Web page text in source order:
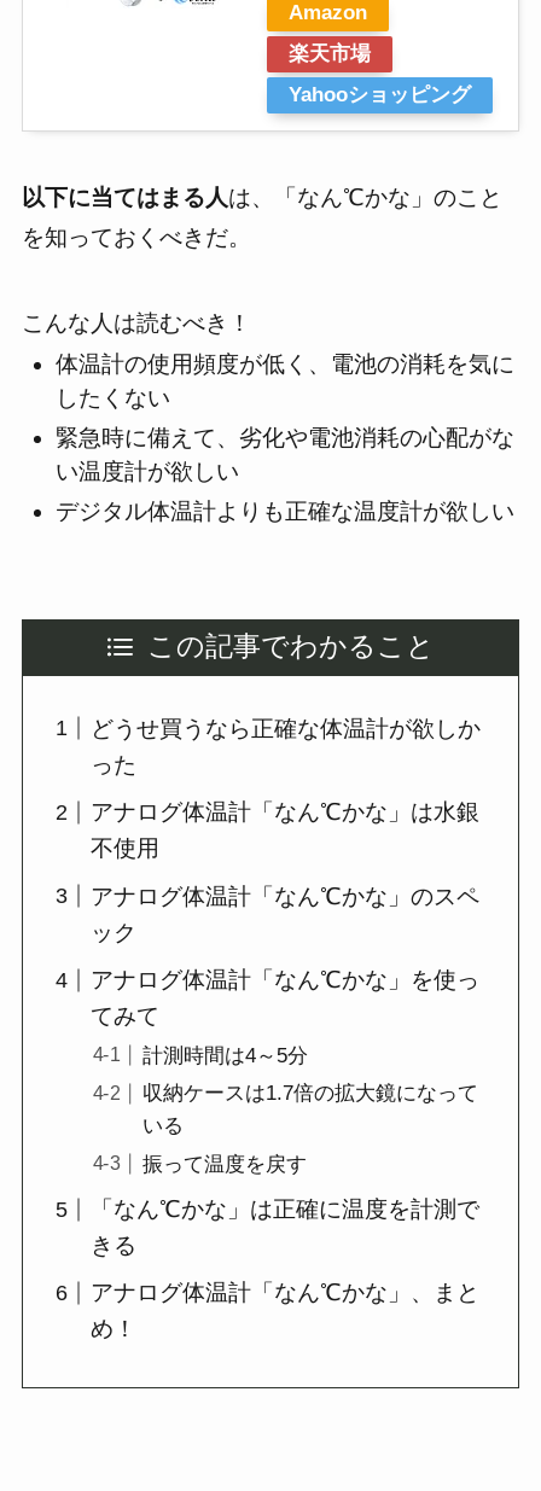
Amazon
楽天市場
Yahooショッピング
以下に当てはまる人は、「なん℃かな」のこと
を知っておくべきだ。
こんな人は読むべき！
体温計の使用頻度が低く、電池の消耗を気に
したくない
緊急時に備えて、劣化や電池消耗の心配がな
い温度計が欲しい
デジタル体温計よりも正確な温度計が欲しい
この記事でわかること
どうせ買うなら正確な体温計が欲しか
った
アナログ体温計「なん℃かな」は水銀
不使用
アナログ体温計「なん℃かな」のスペ
ック
アナログ体温計「なん℃かな」を使っ
てみて
計測時間は4～5分
収納ケースは1.7倍の拡大鏡になって
いる
振って温度を戻す
「なん℃かな」は正確に温度を計測で
きる
アナログ体温計「なん℃かな」、まと
め！